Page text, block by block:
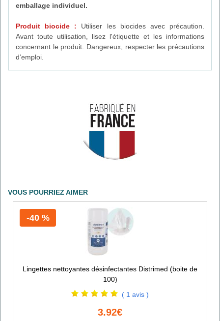
emballage individuel.
Produit biocide : Utiliser les biocides avec précaution.
Avant toute utilisation, lisez l'étiquette et les informations
concernant le produit. Dangereux, respecter les précautions
d’emploi.
VOUS POURRIEZ AIMER
-40 %
Lingettes nettoyantes désinfectantes Distrimed (boite de
100)
( 1 avis )
3.92€